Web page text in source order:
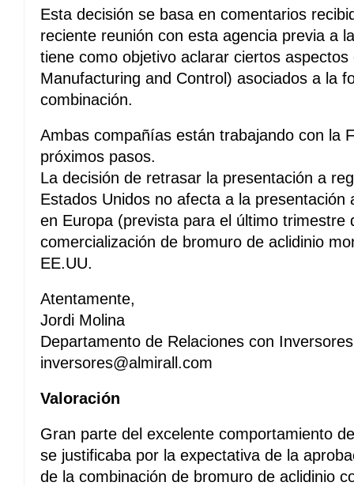
Esta decisión se basa en comentarios
reciente reunión con esta agencia previa a
tiene como objetivo aclarar ciertos
Manufacturing and Control) asociados a la
combinación.
Ambas compañías están trabajando con la
próximos pasos.
La decisión de retrasar la presentación a
Estados Unidos no afecta a la presentación
en Europa (prevista para el último trimestre
comercialización de bromuro de aclidinio
EE.UU.
Atentamente,
Jordi Molina
Departamento de Relaciones con Inversores
inversores@almirall.com
Valoración
Gran parte del excelente comportamiento
se justificaba por la expectativa de la
de la combinación de bromuro de aclidinio